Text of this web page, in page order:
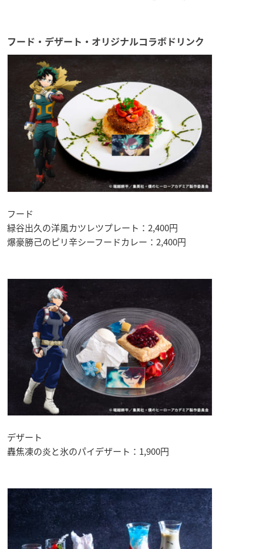
フード・デザート・オリジナルコラボドリンク
フード
緑谷出久の洋風カツレツプレート：2,400円
爆豪勝己のピリ辛シーフードカレー：2,400円
デザート
轟焦凍の炎と氷のパイデザート：1,900円